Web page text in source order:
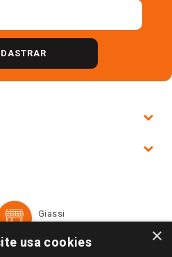
Giassi
×
usa cookies